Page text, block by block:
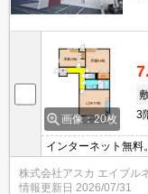
画像：20枚
3
インターネット無料
株式会社アスカ エイブル
情報更新日 2026/07/31